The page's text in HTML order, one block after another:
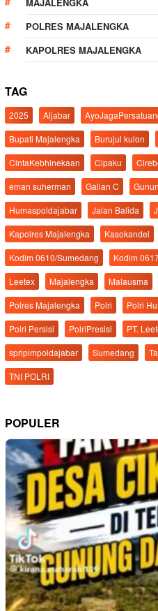
MAJALENGKA
POLRES MAJALENGKA
KAPOLRES MAJALENGKA
TAG
2025 Aljabar
Bupati Majalengka
Burujul kulon
CintaKebhinekaan
Cipaku
eman suherman
Galian C
Humaspoldajabar
Jalan Balida
Kapolres Majalengka
Kasokandel
Kodim 0610/Sumedang
Kodim
Leetex
Majalengka Malausma
Polres Majalengka
Polri Polri
Polri Persisi
PolriPresisi PT.
spripimpoldajabar
Sumedang
TNI POLRI
POPULER